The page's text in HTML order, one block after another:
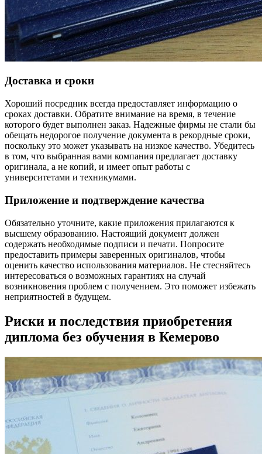
Доставка и сроки
Хороший посредник всегда предоставляет информацию о
сроках доставки. Обратите внимание на время, в течение
которого будет выполнен заказ. Надежные фирмы не стали бы
обещать недорогое получение документа в рекордные сроки,
поскольку это может указывать на низкое качество. Убедитесь
в том, что выбранная вами компания предлагает доставку
оригинала, а не копий, и имеет опыт работы с
университетами и техникумами.
Приложение и подтверждение качества
Обязательно уточните, какие приложения прилагаются к
высшему образованию. Настоящий документ должен
содержать необходимые подписи и печати. Попросите
предоставить примеры заверенных оригиналов, чтобы
оценить качество использования материалов. Не стесняйтесь
интересоваться о возможных гарантиях на случай
возникновения проблем с получением. Это поможет избежать
неприятностей в будущем.
Риски и последствия приобретения
диплома без обучения в Кемерово